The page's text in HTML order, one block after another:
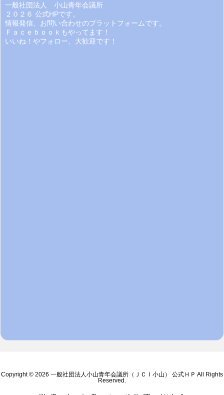
一般社団法人 小山青年会議所
２０２６ 公式HPです。
情報発信、お問い合わせのプラットフォームです。
Ｆａｃｅｂｏｏｋもやってます！
いいね！やフォロー、大歓迎です！
Copyright © 2026 一般社団法人小山青年会議所（ＪＣＩ小山） 公式ＨＰ All Rights
Reserved.